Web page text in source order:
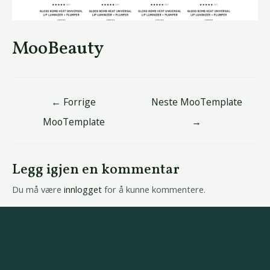
MooBeauty
← Forrige
MooTemplate
Neste MooTemplate
→
Legg igjen en kommentar
Du må være innlogget for å kunne kommentere.